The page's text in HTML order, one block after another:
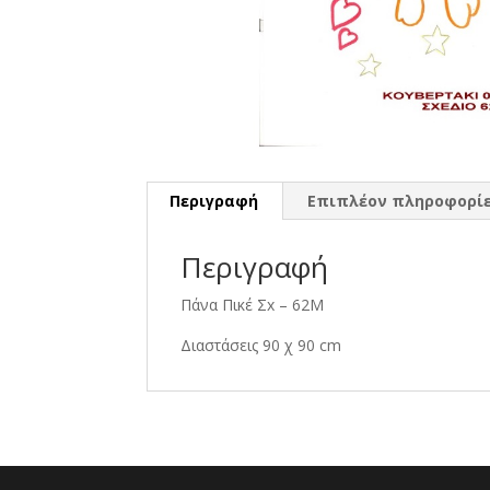
Περιγραφή Επιπλέον
Περιγραφή
Πάνα Πικέ Σx – 62Μ
Διαστάσεις 90 χ 90 cm